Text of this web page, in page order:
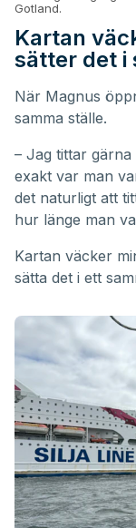
Gotland.
Kartan
sätter det i
När Magnus
samma ställe.
– Jag tittar
exakt var man
det naturligt att
hur länge man
Kartan väcker
sätta det i ett